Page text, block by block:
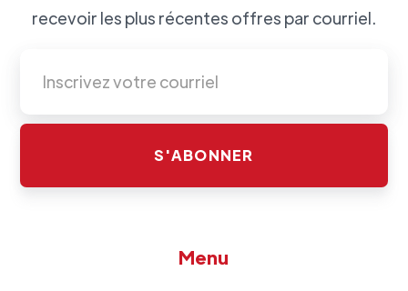
recevoir les plus récentes offres par courriel.
Menu